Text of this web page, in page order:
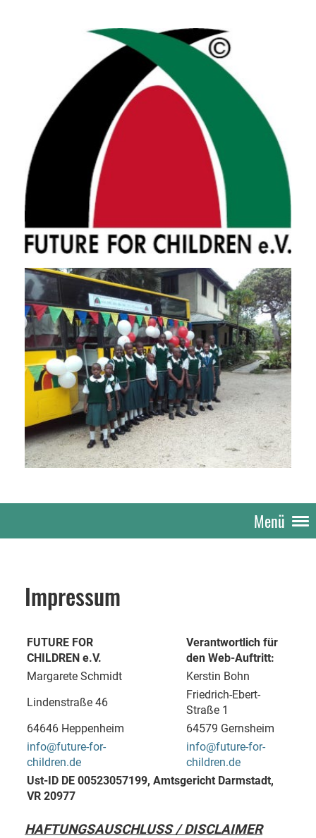
Menü
Impressum
FUTURE FOR
CHILDREN e.V.
Verantwortlich für
den Web-Auftritt:
Margarete Schmidt
Kerstin Bohn
Lindenstraße 46
Friedrich-Ebert-
Straße 1
64646 Heppenheim
64579 Gernsheim
info@future-for-
children.de
info@future-for-
children.de
Ust-ID DE 00523057199, Amtsgericht Darmstadt,
VR 20977
HAFTUNGSAUSCHLUSS / DISCLAIMER